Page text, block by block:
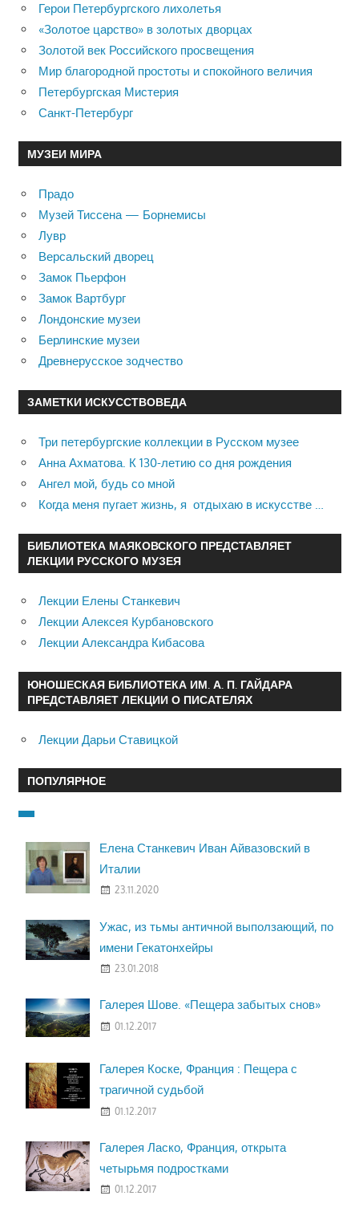
Герои Петербургского лихолетья
«Золотое царство» в золотых дворцах
Золотой век Российского просвещения
Мир благородной простоты и спокойного величия
Петербургская Мистерия
Санкт-Петербург
МУЗЕИ МИРА
Прадо
Музей Тиссена — Борнемисы
Лувр
Версальский дворец
Замок Пьерфон
Замок Вартбург
Лондонские музеи
Берлинские музеи
Древнерусское зодчество
ЗАМЕТКИ ИСКУССТВОВЕДА
Три петербургские коллекции в Русском музее
Анна Ахматова. К 130-летию со дня рождения
Ангел мой, будь со мной
Когда меня пугает жизнь, я отдыхаю в искусстве …
БИБЛИОТЕКА МАЯКОВСКОГО ПРЕДСТАВЛЯЕТ
ЛЕКЦИИ РУССКОГО МУЗЕЯ
Лекции Елены Станкевич
Лекции Алексея Курбановского
Лекции Александра Кибасова
ЮНОШЕСКАЯ БИБЛИОТЕКА ИМ. А. П. ГАЙДАРА
ПРЕДСТАВЛЯЕТ ЛЕКЦИИ О ПИСАТЕЛЯХ
Лекции Дарьи Ставицкой
ПОПУЛЯРНОЕ
Елена Станкевич Иван Айвазовский в
Италии
23.11.2020
Ужас, из тьмы античной выползающий, по
имени Гекатонхейры
23.01.2018
Галерея Шове. «Пещера забытых снов»
01.12.2017
Галерея Коске, Франция : Пещера с
трагичной судьбой
01.12.2017
Галерея Ласко, Франция, открыта
четырьмя подростками
01.12.2017